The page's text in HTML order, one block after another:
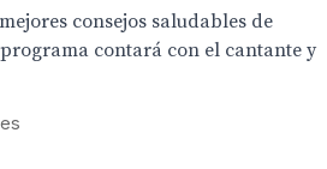
consejos saludables de
contará con el cantante y